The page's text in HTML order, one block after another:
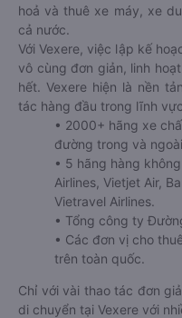
hoả và thuê xe máy, xe
cả nước.
Với Vexere, việc lập kế
vô cùng đơn giản, linh
hết. Vexere hiện là nền
tác hàng đầu trong lĩnh
• 2000+ hãng xe
đường trong và
• 5 hãng hàng
Airlines, Vietjet Air,
Vietravel Airlines.
• Tổng công ty
• Các đơn vị cho
trên toàn quốc.
Chỉ với vài thao tác đơn
di chuyển tại Vexere với